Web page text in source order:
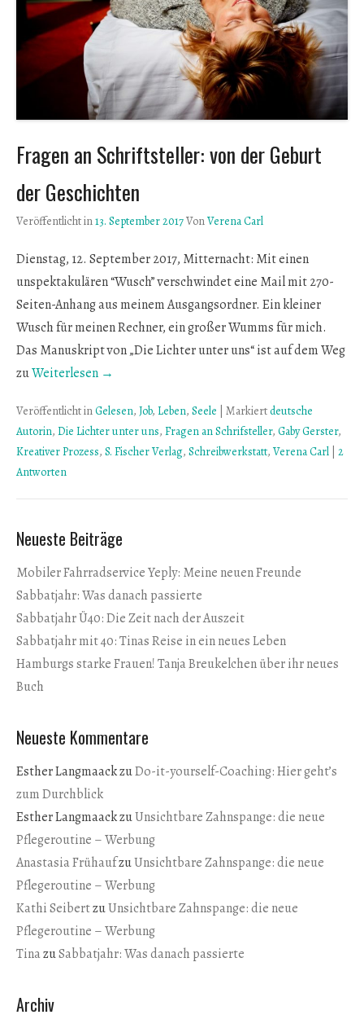
Fragen an Schriftsteller: von der Geburt
der Geschichten
Veröffentlicht in13. September 2017VonVerena Carl
Dienstag, 12. September 2017, Mitternacht: Mit einen
unspektakulären “Wusch” verschwindet eine Mail mit 270-
Seiten-Anhang aus meinem Ausgangsordner. Ein kleiner
Wusch für meinen Rechner, ein großer Wumms für mich.
Das Manuskript von „Die Lichter unter uns“ ist auf dem Weg
zuWeiterlesen →
Veröffentlicht inGelesen, Job, Leben, Seele Markiertdeutsche
Autorin, Die Lichter unter uns, Fragen an Schrifsteller, Gaby Gerster,
Kreativer Prozess, S. Fischer Verlag, Schreibwerkstatt, Verena Carl 2
Antworten
Neueste Beiträge
Mobiler Fahrradservice Yeply: Meine neuen Freunde
Sabbatjahr: Was danach passierte
Sabbatjahr Ü40: Die Zeit nach der Auszeit
Sabbatjahr mit 40: Tinas Reise in ein neues Leben
Hamburgs starke Frauen! Tanja Breukelchen über ihr neues
Buch
Neueste Kommentare
Esther LangmaackzuDo-it-yourself-Coaching: Hier geht’s
zum Durchblick
Esther LangmaackzuUnsichtbare Zahnspange: die neue
Pflegeroutine – Werbung
Anastasia FrühaufzuUnsichtbare Zahnspange: die neue
Pflegeroutine – Werbung
Kathi SeibertzuUnsichtbare Zahnspange: die neue
Pflegeroutine – Werbung
TinazuSabbatjahr: Was danach passierte
Archiv